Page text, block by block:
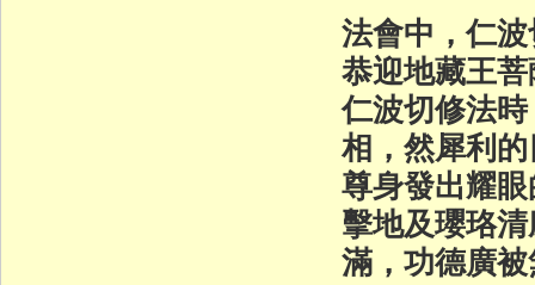
法會中，仁
恭迎地藏王
仁波切修法
相，然犀利
尊身發出耀
擊地及瓔珞
滿，功德廣